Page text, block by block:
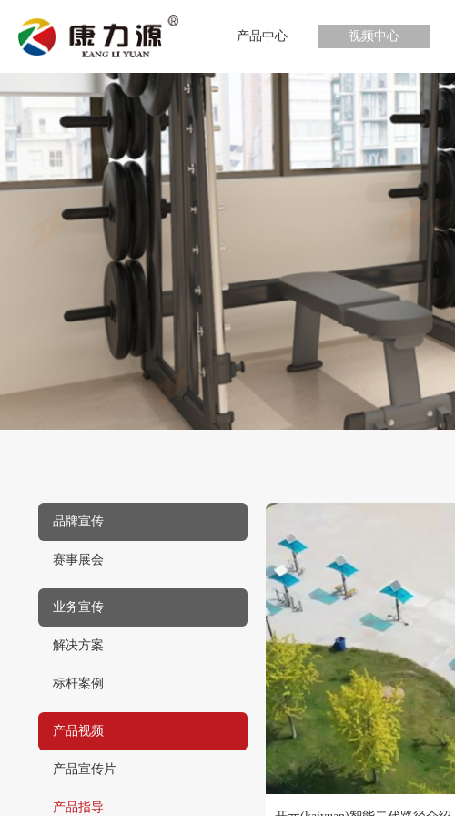
产品中心 视频中心
品牌宣传
赛事展会
业务宣传
解决方案
标杆案例
产品视频
产品宣传片
产品指导